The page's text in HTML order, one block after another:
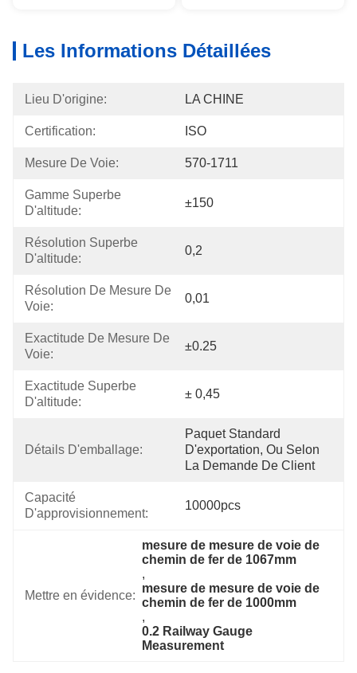
Les Informations Détaillées
Lieu D'origine: LA CHINE
Certification: ISO
Mesure De Voie: 570-1711
Gamme Superbe
D'altitude:
±150
Résolution Superbe
D'altitude:
0,2
Résolution De Mesure De
Voie:
0,01
Exactitude De Mesure De
Voie:
±0.25
Exactitude Superbe
D'altitude:
± 0,45
Détails D'emballage:
Paquet Standard
D'exportation, Ou Selon
La Demande De Client
Capacité
D'approvisionnement:
10000pcs
Mettre en évidence:
mesure de mesure de voie de
chemin de fer de 1067mm
,
mesure de mesure de voie de
chemin de fer de 1000mm
,
0.2 Railway Gauge
Measurement